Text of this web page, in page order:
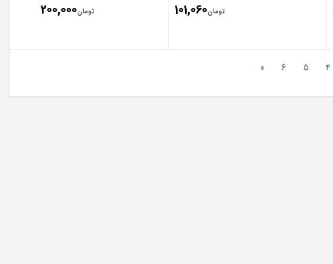
تومان101,060 تومان200,000
4
5
6
»